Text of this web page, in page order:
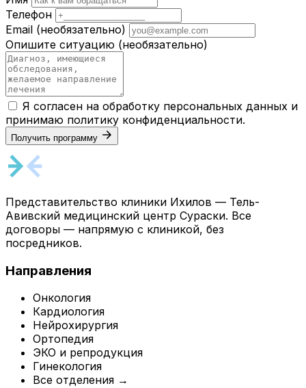
Телефон
Email (необязательно)
Опишите ситуацию (необязательно)
Я согласен на обработку персональных данных и
принимаю политику конфиденциальности.
Получить программу
Представительство клиники Ихилов — Тель-
Авивский медицинский центр Сураски. Все
договоры — напрямую с клиникой, без
посредников.
Направления
Онкология
Кардиология
Нейрохирургия
Ортопедия
ЭКО и репродукция
Гинекология
Все отделения →